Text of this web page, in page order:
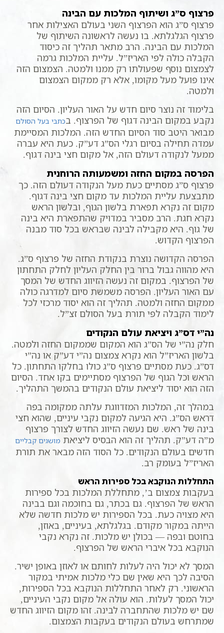
פרצוף ס”ג ושיתוף המלכות עם הבינה
פרצוף ס”ג הוא הפרצוף השני בעולם האצילות אחר
פרצוף הגלגלתא. בו נעשה לראשונה השיתוף של
המלכות עם הבינה. הרב מתאר תהליך זה כיסוד
הקבלה כולה לפי האריז”ל. עליית המלכות גרמה
לצמצום נוסף שפעולתו רק ממנו ולמטה. הצמצום הזה
אינו פועל מעל מקומו, אלא רק ממקום הצמצום
ולמטה.
בלימוד זה נוצר סיום חדש על האור העליון. הסיום הזה
נקבע במקום הבינה דגוף של הפרצוף. בכתבי בעל הסולם
מבואר היטב סוד הסיום החדש הזה. המלכות המסיימת
עמדה תחילה בסיום רגלי הס”ג דע”ק. כעת היא עברה
ממעל לנקודה דעולם הזה, אל מקום חצי בינה דגוף.
הפרסה במקום החזה ומשמעותה הרוחנית
פרצוף ס”ג מסתיים כעת מעל הנקודה דעולם הזה. כך
מתבצעת עליית המלכות עד מקום חצי בינה דגוף.
מקום זה נקרא תפארת בלשון הגוף, ובלשון הראש
נקרא חגת. הרב מסביר במדויק שהתפארת היא בינה
של גוף. היא מקבילה לבינה שבראש בכל סוד מבנה
הפרצוף הקדוש.
הפרסה הקדושה נוצרת בנקודת החזה של פרצוף ס”ג.
היא מהווה גבול ברור בין החלק העליון לחלק התחתון
של הפרצוף. במקום זה נעשה הזיווג החדש של המסך
עם האור העליון. הפרסה משמשת סיום למדרגה כולה
ממקום החזה ולמטה. תהליך זה הוא יסוד מרכזי לכל
לימוד הקבלה לפי תורת בעל הסולם זצ”ל.
נה”י דס”ג ויציאת עולם הנקודים
חלק נה”י של הס”ג הוא המקום שממקום החזה ולמטה.
בלשון האריז”ל הוא נקרא צמצום נה”י דע”ק או נה”י
דס”ג. כעת מסתיים פרצוף ס”ג כולו בחלקו התחתון. כל
הראש וכל הגוף של הפרצוף מסתיימים בקו אחד. הסיום
הזה הוא יסוד ליציאת עולם הנקודים בהמשך התהליך.
במהלך זה, המלכות המזדווגת עלתה ממקומה בפה
דראש הס”ג. היא הגיעה למקום נקבי עיניים, שהוא חצי
בינה של ראש. שם נעשה הזיווג החדש לצורך פרצוף
מ”ה דע”ק. תהליך זה הוא הבסיס ליציאת מושגים קבליים
חדשים בעולם הנקודים. כל הסוד הזה מבאר את תורת
האריז”ל בעומק רב.
התחללות הנוקבא בכל ספירות הראש
בעקבות צמצום ב’, מתחללת המלכות בכל ספירות
הראש של הפרצוף. גם בכתר, גם בחוכמה וגם בבינה
היא מצויה כעת. בכל הספירות יש מלכות חדשה שלא
הייתה במקור מקודם. בגלגלתא, בעיניים, באוזן,
בחוטם ובפה — בכולן יש מלכות. זה נקרא נקבי
הנוקבא בכל איברי הראש של הפרצוף.
המסך לא יכול היה לעלות לחותם או לאוזן באופן ישיר.
הסיבה לכך היא שאין שם כלי מלכות אמיתי במקור
הראשוני. רק לאחר התחללות הנוקבא בכל הספירות,
יכול המסך לעלות. הוא עולה אל מקום נקבי העיניים,
שם יש מלכות שהתחברה לבינה. זהו מקום הזיווג החדש
שמתרחש בעולם הנקודים בעקבות הצמצום.